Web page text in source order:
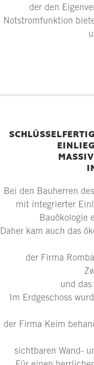
der den
Notstromfunktion
Bei den Bauherren
mit integrierter
Bauökologie
Daher kam auch das
der Firma
und
Im Erdgeschoss
der Firma Keim
sichtbaren Wand-